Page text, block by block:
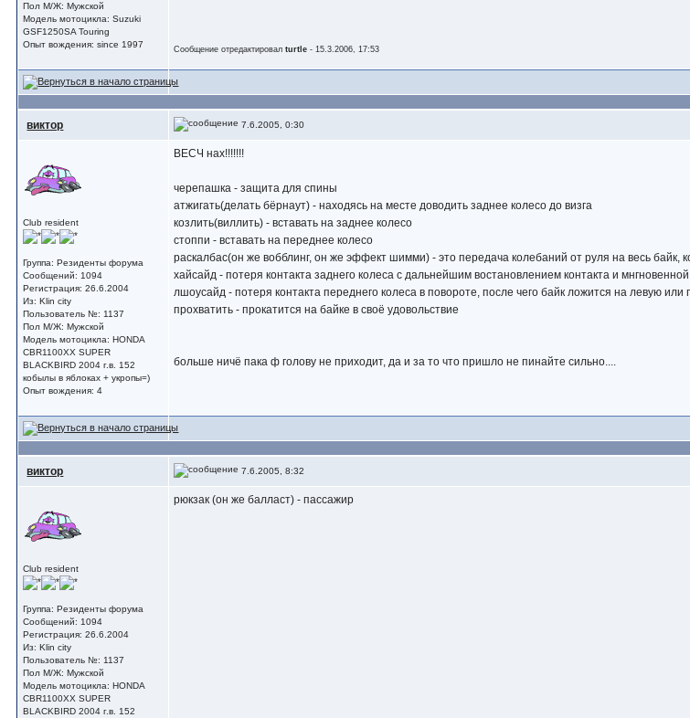
Пол М/Ж: Мужской
Модель мотоцикла: Suzuki
GSF1250SA Touring
Опыт вождения: since 1997
Сообщение отредактировалturtle - 15.3.2006, 17:53
виктор 7.6.2005, 0:30
Club resident
Группа: Резиденты форума
Сообщений: 1094
Регистрация: 26.6.2004
Из: Klin city
Пользователь №: 1137
Пол М/Ж: Мужской
Модель мотоцикла: HONDA
CBR1100XX SUPER
BLACKBIRD 2004 г.в. 152
кобылы в яблоках + укропы=)
Опыт вождения: 4
ВЕСЧ нах!!!!!!!
черепашка - защита для спины
атжигать(делать бёрнаут) - находясь на месте доводить заднее колесо до визга
козлить(виллить) - вставать на заднее колесо
стоппи - вставать на переднее колесо
раскалбас(он же вобблинг, он же эффект шимми) - это передача колебаний от руля на весь байк,
хайсайд - потеря контакта заднего колеса с дальнейшим востановлением контакта и
лшоусайд - потеря контакта переднего колеса в повороте, после чего байк ложится на левую или
прохватить - прокатится на байке в своё удовольствие
больше ничё пака ф голову не приходит, да и за то что пришло не пинайте сильно....
виктор 7.6.2005, 8:32
Club resident
Группа: Резиденты форума
Сообщений: 1094
Регистрация: 26.6.2004
Из: Klin city
Пользователь №: 1137
Пол М/Ж: Мужской
Модель мотоцикла: HONDA
CBR1100XX SUPER
BLACKBIRD 2004 г.в. 152
рюкзак (он же балласт) - пассажир